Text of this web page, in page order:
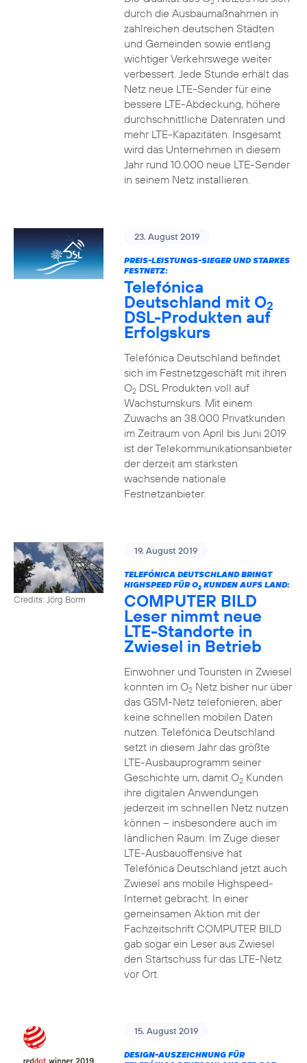
durch die Ausbaumaßnahmen in
zahlreichen deutschen Städten
und Gemeinden sowie entlang
wichtiger Verkehrswege weiter
verbessert. Jede Stunde erhält das
Netz neue LTE-Sender für eine
bessere LTE-Abdeckung, höhere
durchschnittliche Datenraten und
mehr LTE-Kapazitäten. Insgesamt
wird das Unternehmen in diesem
Jahr rund 10.000 neue LTE-Sender
in seinem Netz installieren.
23. August 2019
PREIS-LEISTUNGS-SIEGER UND STARKES
FESTNETZ:
Telefónica
Deutschland mit O2
DSL-Produkten auf
Erfolgskurs
Telefónica Deutschland befindet
sich im Festnetzgeschäft mit ihren
O2DSL Produkten voll auf
Wachstumskurs. Mit einem
Zuwachs an 38.000 Privatkunden
im Zeitraum von April bis Juni 2019
ist der Telekommunikationsanbieter
der derzeit am stärksten
wachsende nationale
Festnetzanbieter.
Credits: Jörg Borm
19. August 2019
TELEFÓNICA DEUTSCHLAND BRINGT
HIGHSPEED FÜR O2KUNDEN AUFS LAND:
COMPUTER BILD
Leser nimmt neue
LTE-Standorte in
Zwiesel in Betrieb
Einwohner und Touristen in Zwiesel
konnten im O2Netz bisher nur über
das GSM-Netz telefonieren, aber
keine schnellen mobilen Daten
nutzen. Telefónica Deutschland
setzt in diesem Jahr das größte
LTE-Ausbauprogramm seiner
Geschichte um, damit O2Kunden
ihre digitalen Anwendungen
jederzeit im schnellen Netz nutzen
können – insbesondere auch im
ländlichen Raum. Im Zuge dieser
LTE-Ausbauoffensive hat
Telefónica Deutschland jetzt auch
Zwiesel ans mobile Highspeed-
Internet gebracht. In einer
gemeinsamen Aktion mit der
Fachzeitschrift COMPUTER BILD
gab sogar ein Leser aus Zwiesel
den Startschuss für das LTE-Netz
vor Ort.
15. August 2019
DESIGN-AUSZEICHNUNG FÜR